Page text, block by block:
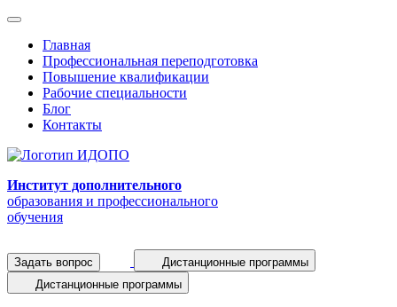
Главная
Профессиональная переподготовка
Повышение квалификации
Рабочие специальности
Блог
Контакты
Институт дополнительного
образования и профессионального
обучения
Задать вопрос
Дистанционные программы
Дистанционные программы